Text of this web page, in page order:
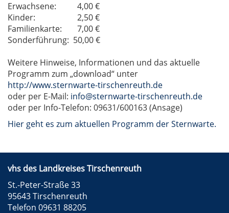
Erwachsene:
4,00 €
Kinder:
2,50 €
Familienkarte:
7,00 €
Sonderführung: 50,00 €
Weitere Hinweise, Informationen und das aktuelle
Programm zum „download“ unter
http://www.sternwarte-tirschenreuth.de
oder per E-Mail: info@sternwarte-tirschenreuth.de
oder per Info-Telefon: 09631/600163 (Ansage)
Hier geht es zum aktuellen Programm der Sternwarte.
vhs des Landkreises Tirschenreuth
St.-Peter-Straße 33
95643 Tirschenreuth
Telefon 09631 88205